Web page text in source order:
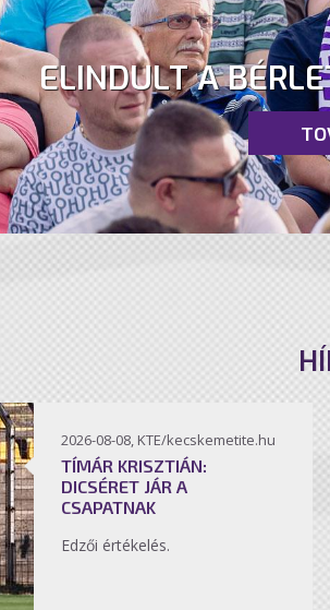
ELINDULT A
2026-08-08, KTE/kecskemetite.hu
TÍMÁR KRISZTIÁN:
DICSÉRET JÁR A
CSAPATNAK
Edzői értékelés.